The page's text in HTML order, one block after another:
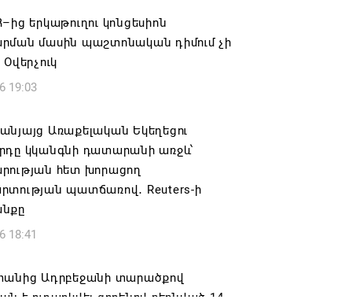
երկաթուղու կոնցեսիոն
մասին պաշտոնական դիմում չի
19:03
Առաքելական Եկեղեցու
կկանգնի դատարանի առջև՝
հետ խորացող
պատճառով․ Reuters-ի
18:41
Ադրբեջանի տարածքով
է ուղարկվել ցորենով բեռնված 14